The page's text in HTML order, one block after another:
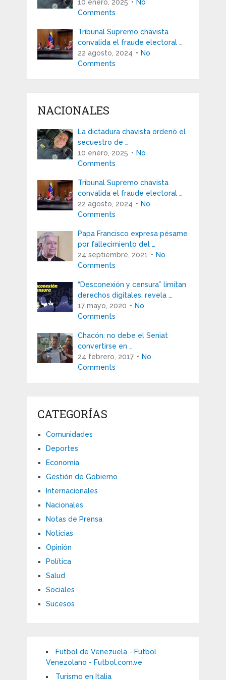
10 enero, 2025
No
Comments
Tribunal Supremo chavista
convalida el fraude electoral …
22 agosto, 2024
No
Comments
NACIONALES
La dictadura chavista ordenó el
secuestro de …
10 enero, 2025
No
Comments
Tribunal Supremo chavista
convalida el fraude electoral …
22 agosto, 2024
No
Comments
Papa Francisco expresa pésame
por fallecimiento del …
24 septiembre, 2021
No
Comments
“Desconexión y censura” limitan
derechos digitales, revela …
17 mayo, 2020
No
Comments
Chacón: no debe el Seniat
convertirse en …
24 febrero, 2017
No
Comments
CATEGORÍAS
Comunidades
Deportes
Economía
Gestión de Gobierno
Internacionales
Nacionales
Notas de Prensa
Noticias
Opinión
Política
Salud
Sociales
Sucesos
Futbol de Venezuela - Futbol
Venezolano - Futbol.com.ve
Turismo en Italia